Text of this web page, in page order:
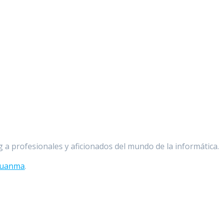
a profesionales y aficionados del mundo de la informática.
.